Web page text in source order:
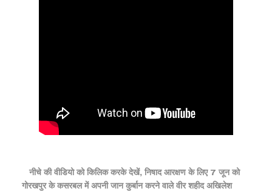
नीचे की वीडियो को किलिक करके देखें, निषाद आरक्षण के लिए 7 जून को
गोरखपुर के कसरबल में अपनी जान कुर्बान करने वाले वीर शहीद अखिलेश